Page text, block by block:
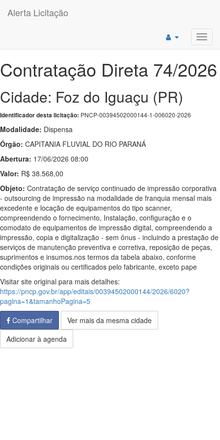
Alerta Licitação
Contratação Direta 74/2026
Cidade: Foz do Iguaçu (PR)
Identificador desta licitação: PNCP-00394502000144-1-006020-2026
Modalidade: Dispensa
Órgão: CAPITANIA FLUVIAL DO RIO PARANÁ
Abertura: 17/06/2026 08:00
Valor: R$ 38.568,00
Objeto: Contratação de serviço continuado de impressão corporativa
- outsourcing de impressão na modalidade de franquia mensal mais
excedente e locação de equipamentos do tipo scanner,
compreendendo o fornecimento, Instalação, configuração e o
comodato de equipamentos de impressão digital, compreendendo a
impressão, copia e digitalização - sem ônus - incluindo a prestação de
serviços de manutenção preventiva e corretiva, reposição de peças,
suprimentos e insumos.nos termos da tabela abaixo, conforme
condições originais ou certificados pelo fabricante, exceto pape
Visitar site original para mais detalhes:
https://pncp.gov.br/app/editais/00394502000144/2026/6020?
pagina=1&tamanhoPagina=5
Compartilhar
Ver mais da mesma cidade
Adicionar à agenda